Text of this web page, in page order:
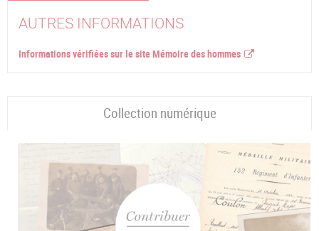
AUTRES INFORMATIONS
Informations vérifiées sur le site Mémoire des hommes
Collection numérique